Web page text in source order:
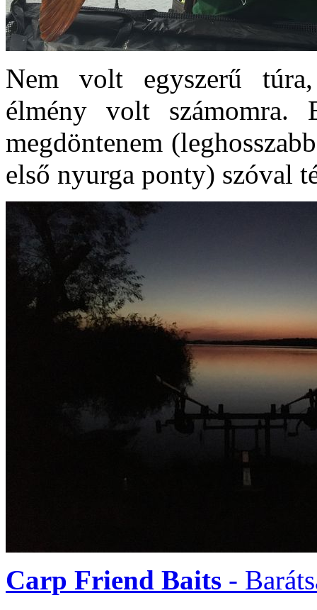
Nem volt egyszerű túra,
élmény volt számomra.
megdöntenem
első nyurga ponty) szóval
Carp Friend Baits -